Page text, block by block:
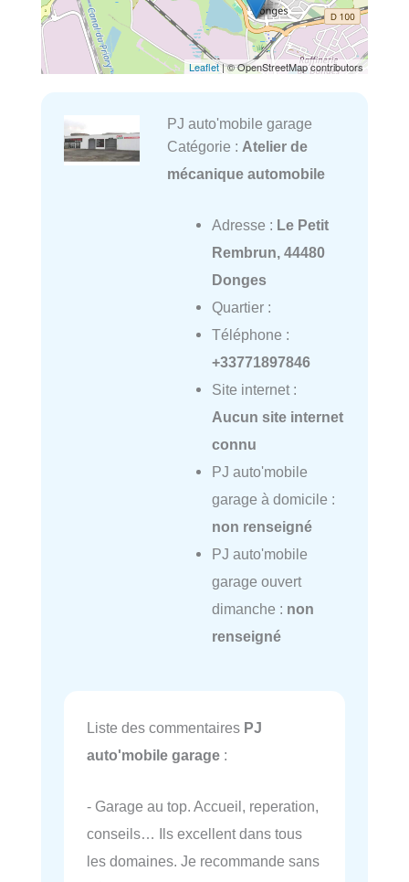
Leaflet| © OpenStreetMap contributors
PJ auto'mobile garage
Catégorie : Atelier de
mécanique automobile
Adresse : Le Petit
Rembrun, 44480
Donges
Quartier :
Téléphone :
+33771897846
Site internet :
Aucun site internet
connu
PJ auto'mobile
garage à domicile :
non renseigné
PJ auto'mobile
garage ouvert
dimanche : non
renseigné
Liste des commentaires PJ
auto'mobile garage :
- Garage au top. Accueil, reperation,
conseils… Ils excellent dans tous
les domaines. Je recommande sans